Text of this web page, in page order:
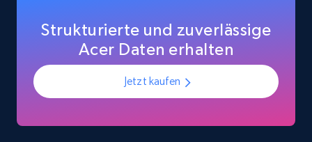
Strukturierte und zuverlässige
Acer Daten erhalten
Jetzt kaufen